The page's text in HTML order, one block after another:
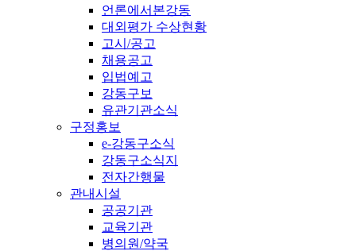
언론에서본강동
대외평가 수상현황
고시/공고
채용공고
입법예고
강동구보
유관기관소식
구정홍보
e-강동구소식
강동구소식지
전자간행물
관내시설
공공기관
교육기관
병의원/약국